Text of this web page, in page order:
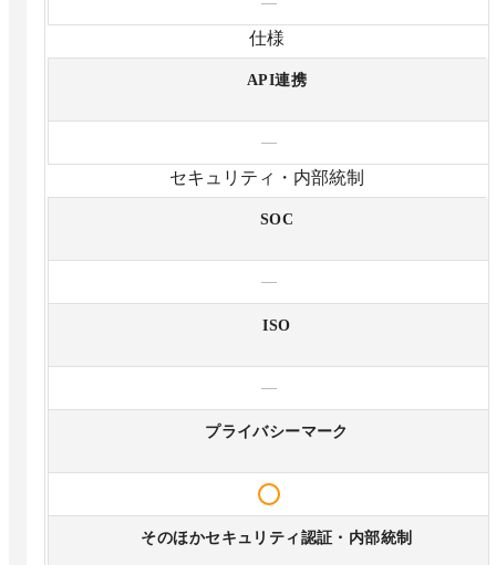
仕様
API連携
—
セキュリティ・内部統制
SOC
—
ISO
—
プライバシーマーク
そのほかセキュリティ認証・内部統制